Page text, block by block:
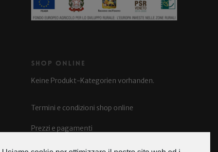
Shop Online
Keine Produkt-Kategorien vorhanden.
Termini e condizioni shop online
Prezzi e pagamenti
Spedizioni e costi